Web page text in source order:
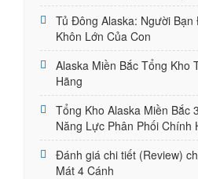
Tủ Đông Alaska: Người
Khôn Lớn Của Con
Alaska Miền Bắc Tổng Kho
Hãng
Tổng Kho Alaska Miền Bắc
Năng Lực Phân Phối Chính
Đánh giá chi tiết (Review)
Mát 4 Cánh